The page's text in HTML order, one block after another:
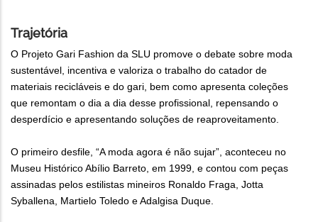
Trajetória
O Projeto Gari Fashion da SLU promove o debate sobre moda
sustentável, incentiva e valoriza o trabalho do catador de
materiais recicláveis e do gari, bem como apresenta coleções
que remontam o dia a dia desse profissional, repensando o
desperdício e apresentando soluções de reaproveitamento.
O primeiro desfile, “A moda agora é não sujar”, aconteceu no
Museu Histórico Abílio Barreto, em 1999, e contou com peças
assinadas pelos estilistas mineiros Ronaldo Fraga, Jotta
Syballena, Martielo Toledo e Adalgisa Duque.